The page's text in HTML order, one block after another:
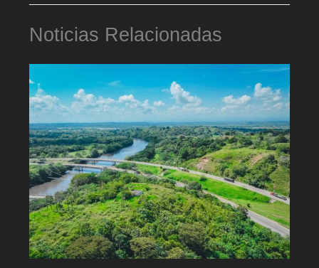
Noticias Relacionadas